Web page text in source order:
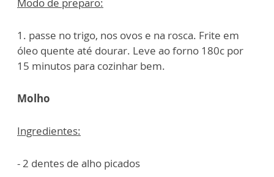
Modo de preparo:
1. passe no trigo, nos ovos e na rosca. Frite em
óleo quente até dourar. Leve ao forno 180c por
15 minutos para cozinhar bem.
Molho
Ingredientes:
- 2 dentes de alho picados